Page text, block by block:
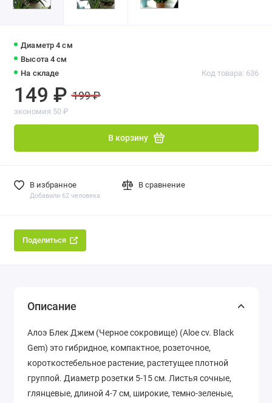
Диаметр 4 см
Высота 4 см
На складе
Код товара: 636
149 ₽ 199 ₽
экономия 50 ₽
В корзину
В избранное
Добавили 62 человека
В сравнение
Поделиться
Описание
Алоэ Блек Джем (Черное сокровище) (Aloe cv. Black
Gem) это гибридное, компактное, розеточное,
короткостебельное растение, растетущее плотной
группой. Диаметр розетки 5-15 см. Листья сочные,
глянцевые, длиной 4-7 см, широкие, темно-зеленые,